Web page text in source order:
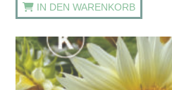
IN DEN WARENKORB